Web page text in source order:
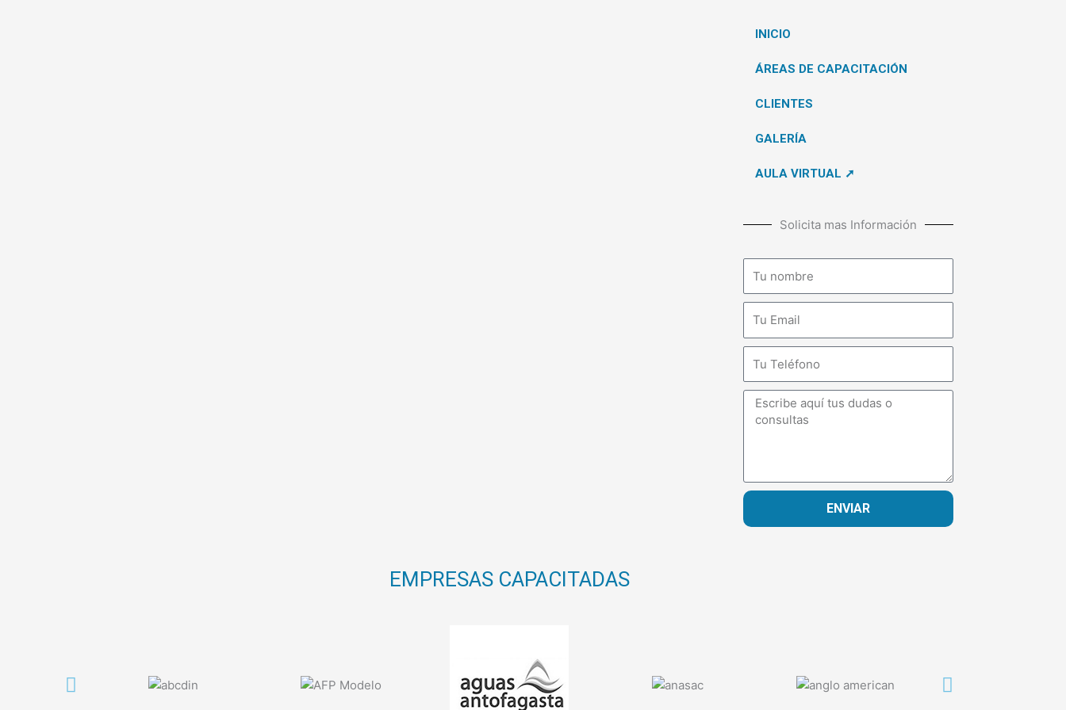
INICIO
ÁREAS DE CAPACITACIÓN
CLIENTES
GALERÍA
AULA VIRTUAL ➚
Solicita mas Información
Mensaje
ENVIAR
EMPRESAS CAPACITADAS